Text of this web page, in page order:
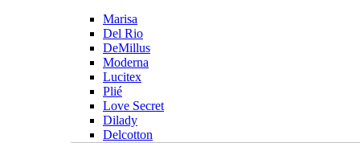
Marisa
Del Rio
DeMillus
Moderna
Lucitex
Plié
Love Secret
Dilady
Delcotton